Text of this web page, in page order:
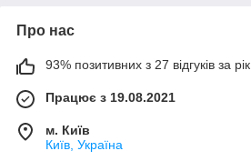
Про нас
93% позитивних з 27 відгуків за рік
Працює з 19.08.2021
м. Київ
Київ, Україна